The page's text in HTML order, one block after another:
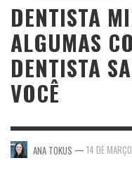
DENTISTA
ALGUMAS
DENTISTA
VOCÊ
ANA TOKUS — 14 DE